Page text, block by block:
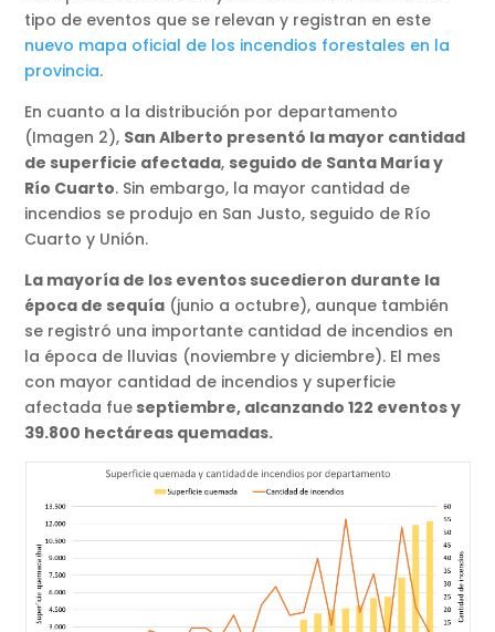
tipo de eventos que se relevan y registran en este
nuevo mapa oficial de los incendios forestales en la
provincia.
En cuanto a la distribución por departamento
(Imagen 2), San Alberto presentó la mayor cantidad
de superficie afectada, seguido de Santa María y
Río Cuarto. Sin embargo, la mayor cantidad de
incendios se produjo en San Justo, seguido de Río
Cuarto y Unión.
La mayoría de los eventos sucedieron durante la
época de sequía (junio a octubre), aunque también
se registró una importante cantidad de incendios en
la época de lluvias (noviembre y diciembre). El mes
con mayor cantidad de incendios y superficie
afectada fue septiembre, alcanzando 122 eventos y
39.800 hectáreas quemadas.